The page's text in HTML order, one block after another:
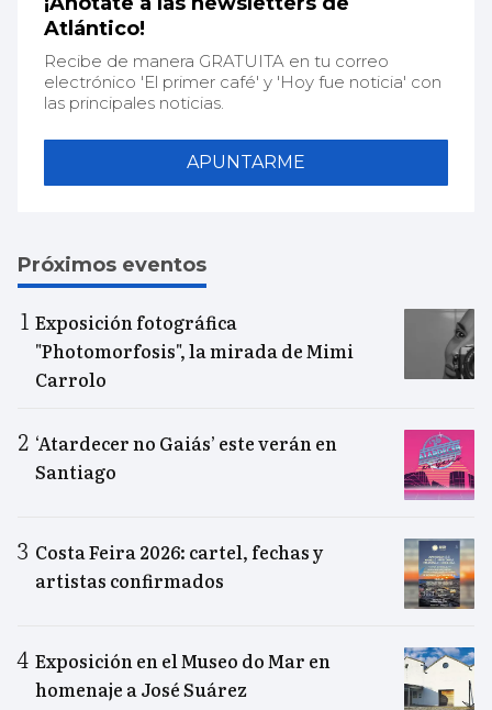
Atlántico!
Recibe de manera GRATUITA en tu correo
electrónico 'El primer café' y 'Hoy fue noticia' con
las principales noticias.
APUNTARME
Próximos eventos
Exposición fotográfica
"Photomorfosis", la mirada de Mimi
Carrolo
‘Atardecer no Gaiás’ este verán en
Santiago
Costa Feira 2026: cartel, fechas y
artistas confirmados
Exposición en el Museo do Mar en
homenaje a José Suárez